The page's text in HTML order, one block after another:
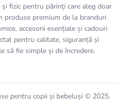
fizic pentru părinți care aleg doar
produse premium de la branduri
accesorii esențiale și cadouri
pentru calitate, siguranță și
să fie simple și de încredere.
pentru copii și bebeluși © 2025.